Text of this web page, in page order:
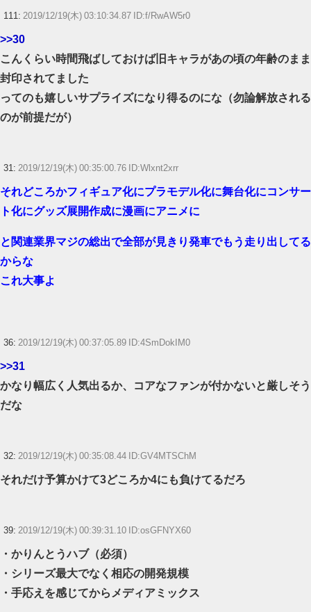
111: 2019/12/19(木) 03:10:34.87 ID:f/RwAW5r0
>>30
こんくらい時間飛ばしておけば旧キャラがあの頃の年齢のまま
封印されてました
ってのも嬉しいサプライズになり得るのにな（勿論解放される
のが前提だが）
31: 2019/12/19(木) 00:35:00.76 ID:Wlxnt2xrr
それどころかフィギュア化にプラモデル化に舞台化にコンサー
ト化にグッズ展開作成に漫画にアニメに
と関連業界マジの総出で全部が見きり発車でもう走り出してる
からな
これ大事よ
36: 2019/12/19(木) 00:37:05.89 ID:4SmDokIM0
>>31
かなり幅広く人気出るか、コアなファンが付かないと厳しそう
だな
32: 2019/12/19(木) 00:35:08.44 ID:GV4MTSChM
それだけ予算かけて3どころか4にも負けてるだろ
39: 2019/12/19(木) 00:39:31.10 ID:osGFNYX60
・かりんとうハブ（必須）
・シリーズ最大でなく相応の開発規模
・手応えを感じてからメディアミックス